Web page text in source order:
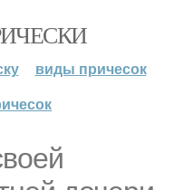
виды причесок